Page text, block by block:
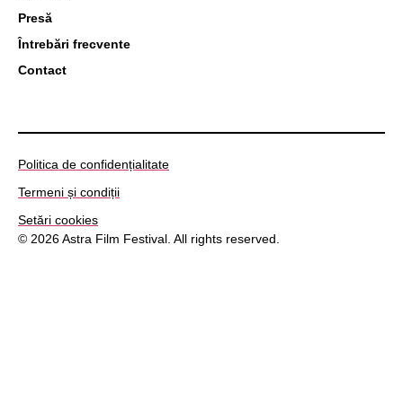
Presă
Întrebări frecvente
Contact
Politica de confidențialitate
Termeni și condiții
Setări cookies
© 2026 Astra Film Festival. All rights reserved.